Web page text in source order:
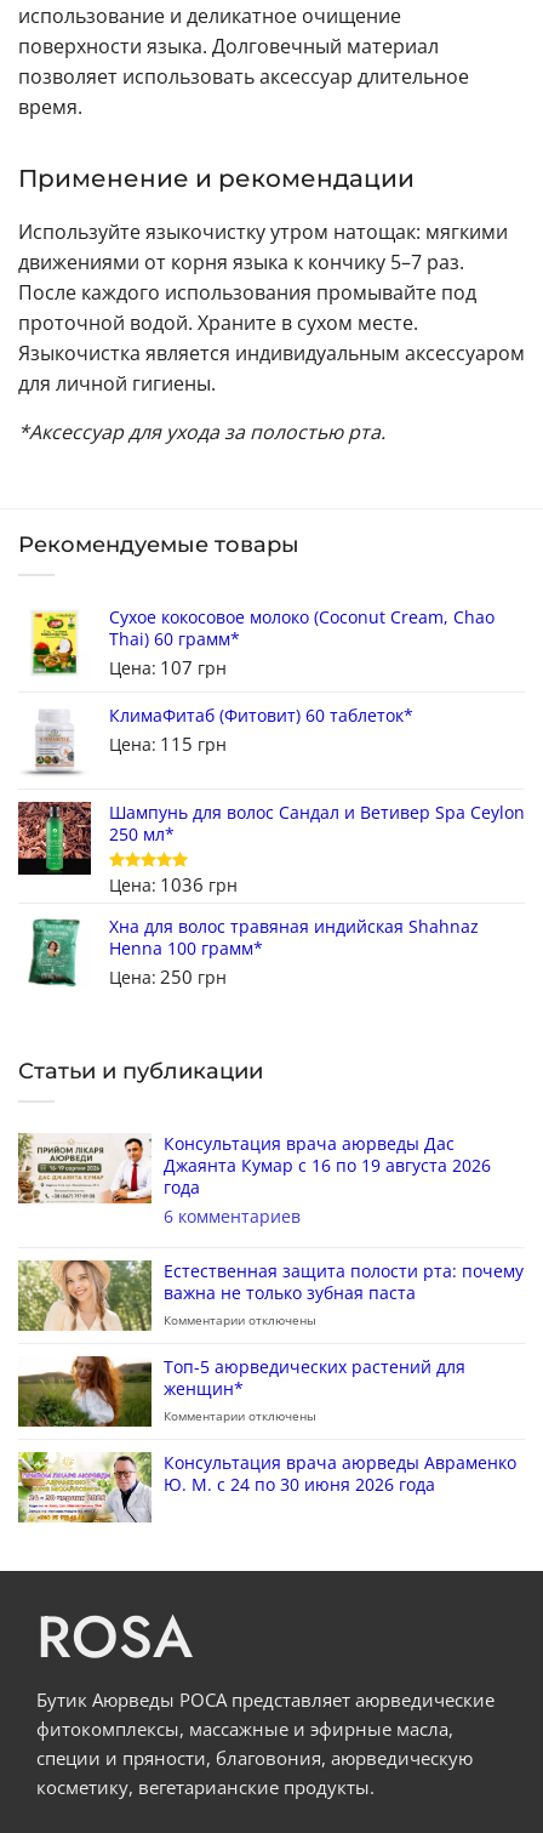
использование и деликатное очищение
поверхности языка. Долговечный материал
позволяет использовать аксессуар длительное
время.
Применение и рекомендации
Используйте языкочистку утром натощак: мягкими
движениями от корня языка к кончику 5–7 раз.
После каждого использования промывайте под
проточной водой. Храните в сухом месте.
Языкочистка является индивидуальным аксессуаром
для личной гигиены.
*Аксессуар для ухода за полостью рта.
Рекомендуемые товары
Сухое кокосовое молоко (Coconut Cream, Chao
Thai) 60 грамм*
Цена: 107 грн
КлимаФитаб (Фитовит) 60 таблеток*
Цена: 115 грн
Шампунь для волос Сандал и Ветивер Spa Ceylon
250 мл*
Оценка 5
из 5
Цена: 1036 грн
Хна для волос травяная индийская Shahnaz
Henna 100 грамм*
Цена: 250 грн
Статьи и публикации
Консультация врача аюрведы Дас
Джаянта Кумар с 16 по 19 августа 2026
года
6 комментариев
Естественная защита полости рта: почему
важна не только зубная паста
Комментарии отключены
Топ-5 аюрведических растений для
женщин*
Комментарии отключены
Консультация врача аюрведы Авраменко
Ю. М. с 24 по 30 июня 2026 года
ROSA
Бутик Аюрведы РОСА представляет аюрведические
фитокомплексы, массажные и эфирные масла,
специи и пряности, благовония, аюрведическую
косметику, вегетарианские продукты.